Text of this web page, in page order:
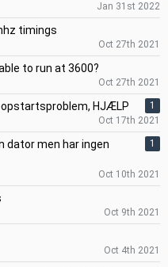
Jan 31st 2022
timings
Oct 27th 2021
to run at 3600?
Oct 27th 2021
opstartsproblem, HJÆLP
1
Oct 17th 2021
dator men har ingen
1
Oct 10th 2021
Oct 9th 2021
Oct 4th 2021